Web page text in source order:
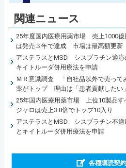
関連ニュース
25年度国内医療用薬市場 売上1000
は発売３年で達成 市場は最高額更新
アステラスとMSD シスプラチン適応
キイトルーダ併用療法を申請
ＭＲ意識調査 「自社品以外で売って
薬がトップ 理由は「患者貢献したい」
25年国内医療用薬市場 上位10製品
ジャロは売上3.8倍でトップ10入り
アステラスとMSD シスプラチン不適
とキイトルーダ併用療法を申請
各種購読契